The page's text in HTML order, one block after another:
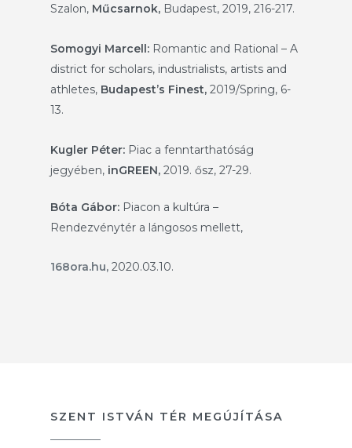
Szalon, Műcsarnok, Budapest, 2019, 216-217.
Somogyi Marcell: Romantic and Rational – A
district for scholars, industrialists, artists and
athletes, Budapest’s Finest, 2019/Spring, 6-
13.
Kugler Péter: Piac a fenntarthatóság
jegyében, inGREEN, 2019. ősz, 27-29.
Bóta Gábor: Piacon a kultúra –
Rendezvénytér a lángosos mellett,
168ora.hu, 2020.03.10.
SZENT ISTVÁN TÉR MEGÚJÍTÁSA